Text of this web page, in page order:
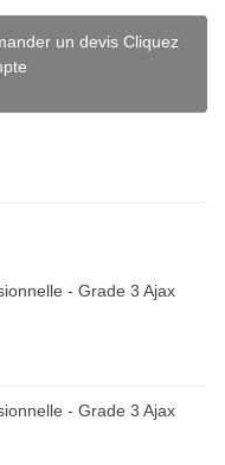
un devis Cliquez
- Grade 3 Ajax
- Grade 3 Ajax